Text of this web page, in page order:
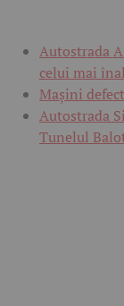
Autostrada
celui mai
Mașini
Autostrada
Tunelul